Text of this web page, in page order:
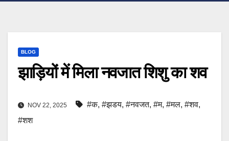
BLOG
झाड़ियों में मिला नवजात शिशु का शव
NOV 22, 2025 #क, #झडय, #नवजत, #म, #मल, #शव,
#शश